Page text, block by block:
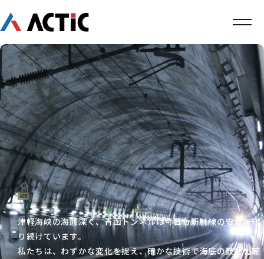
津軽海峡の海底深く、青函トンネルは今日も新幹線の安全を守
り続けています。
私たちは、わずかな変化を捉え、確かな技術で海底の鼓動を聴